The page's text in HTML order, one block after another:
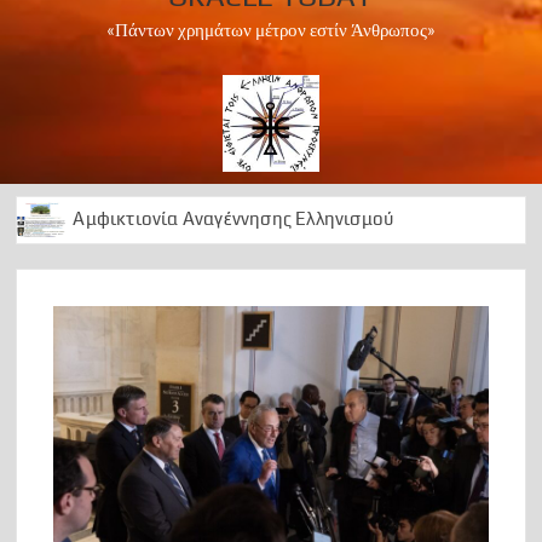
«Πάντων χρημάτων μέτρον εστίν Άνθρωπος»
Αμφικτιονία Αναγέννησης Ελληνισμού
Αρχαίοι Δελφοί: Διαχρονική ωδή στο Απολλώνειο φως
50 Χρόνια ….μεταξεταστέας μεταπολίτευσης
1974 ΕΠΙΣΤΡΑΤΕΥΣΗ
Can we foresee the future?
OΡΑ ΤΟ ΜΕΛΛΟΝ
A Lesson in History